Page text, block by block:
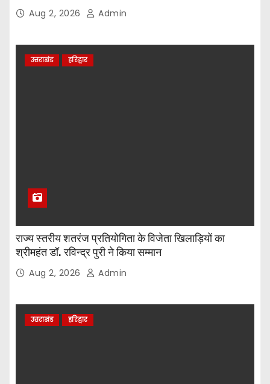
Aug 2, 2026 Admin
उत्तराखंड हरिद्वार
राज्य स्तरीय शतरंज प्रतियोगिता के विजेता खिलाड़ियों का
श्रीमहंत डॉ. रविन्द्र पुरी ने किया सम्मान
Aug 2, 2026 Admin
उत्तराखंड हरिद्वार